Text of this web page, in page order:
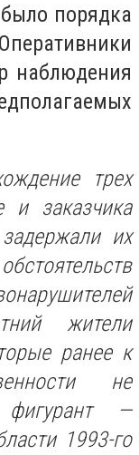
порядка
наблюдения
трех
и заказчика
их
жители
ранее к
не
фигурант —
1993-го